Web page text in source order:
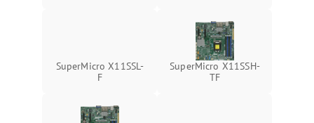
SuperMicro X11SSL-
F
SuperMicro X11SSH-
TF